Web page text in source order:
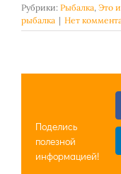
Рубрики: Рыбалка, Это
рыбалка | Нет
Поделись
полезной
информацией!